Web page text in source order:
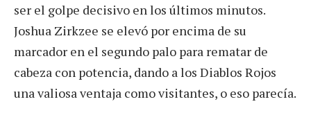
ser el golpe decisivo en los últimos minutos.
Joshua Zirkzee se elevó por encima de su
marcador en el segundo palo para rematar de
cabeza con potencia, dando a los Diablos Rojos
una valiosa ventaja como visitantes, o eso parecía.